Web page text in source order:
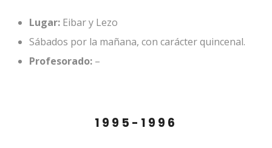
Lugar: Eibar y Lezo
Sábados por la mañana, con carácter quincenal.
Profesorado: –
1995-1996